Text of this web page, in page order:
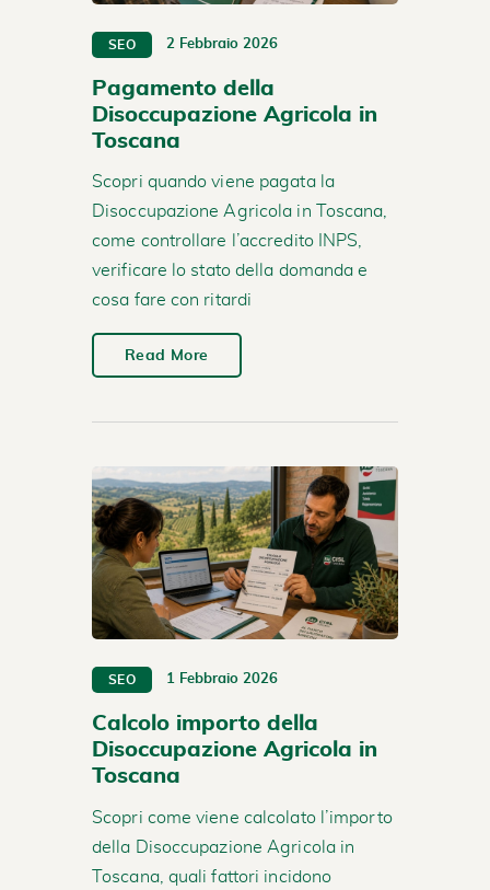
SEO 2 Febbraio 2026
Pagamento della
Disoccupazione Agricola in
Toscana
Scopri quando viene pagata la
Disoccupazione Agricola in Toscana,
come controllare l’accredito INPS,
verificare lo stato della domanda e
cosa fare con ritardi
Read More
SEO 1 Febbraio 2026
Calcolo importo della
Disoccupazione Agricola in
Toscana
Scopri come viene calcolato l’importo
della Disoccupazione Agricola in
Toscana, quali fattori incidono